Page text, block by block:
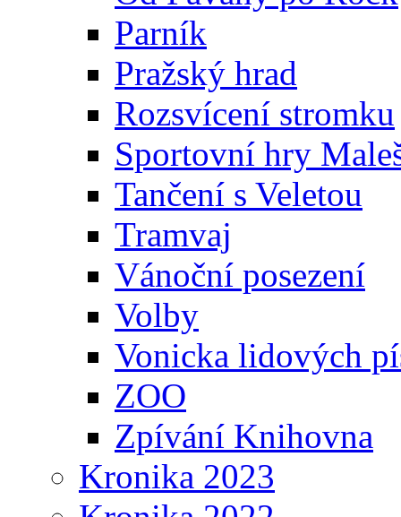
Parník
Pražský hrad
Rozsvícení stromku
Sportovní hry
Tančení s Veletou
Tramvaj
Vánoční posezení
Volby
Vonicka lidových
ZOO
Zpívání Knihovna
Kronika 2023